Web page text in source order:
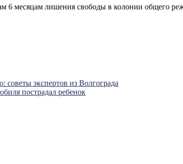
6 месяцам лишения свободы в колонии общего
советы экспертов из Волгограда
пострадал ребенок